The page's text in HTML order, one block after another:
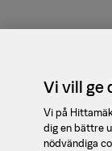
Vi vill ge
Vi på
dig en bättre
nödvändiga